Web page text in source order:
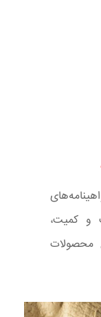
و کمیت،
محصولات